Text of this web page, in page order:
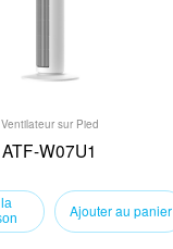
Ventilateur sur Pied
ATF-W07U1
Ajouter au panier